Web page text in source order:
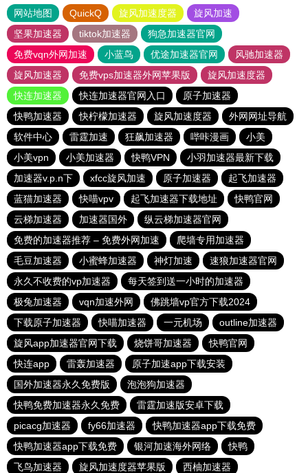
网站地图 QuickQ 旋风加速度器
旋风加速
坚果加速器
tiktok加速器
狗急加速器官网
免费vqn外网加速
小蓝鸟 优途加速器官网
风驰加速器
旋风加速器
免费vps加速器外网苹果版
旋风加速度器
快连加速器
快连加速器官网入口
原子加速器
快鸭加速器
快柠檬加速器 旋风加速度器
外网网址导航
软件中心
雷霆加速 狂飙加速器 哔咔漫画
小美
小美vpn
小美加速器 快鸭VPN
小羽加速器最新下载
加速器v.p.n下
xfcc旋风加速 原子加速器
起飞加速器
蓝猫加速器
快喵vpv 起飞加速器下载地址
快鸭官网
云梯加速器
加速器国外
纵云梯加速器官网
免费的加速器推荐 – 免费外网加速
爬墙专用加速器
毛豆加速器
小蜜蜂加速器 神灯加速
速狼加速器官网
永久不收费的vp加速器
每天签到送一小时的加速器
极兔加速器
vqn加速外网
佛跳墙vp官方下载2024
下载原子加速器
快喵加速器 一元机场
outline加速器
旋风app加速器官网下载
烧饼哥加速器
快鸭官网
快连app
雷轰加速器
原子加速app下载安装
国外加速器永久免费版
泡泡狗加速器
快鸭免费加速器永久免费
雷霆加速版安卓下载
picacg加速器
fy66加速器
快鸭加速器app下载免费
快鸭加速器app下载免费
银河加速海外网络
快鸭
飞鸟加速器
旋风加速度器苹果版 西柚加速器